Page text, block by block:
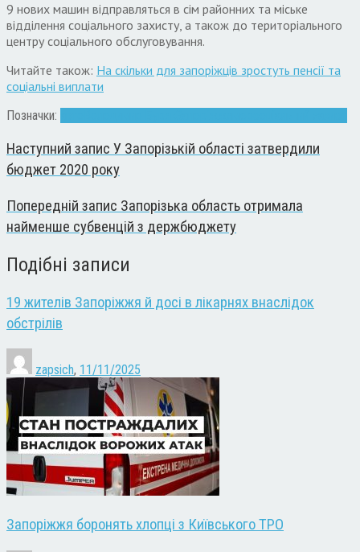
9 нових машин відправляться в сім районних та міське
відділення соціального захисту, а також до територіального
центру соціального обслуговування.
Читайте також: На скільки для запоріжців зростуть пенсії та
соціальні виплати
Позначки:
Наступний запис У Запорізькій області затвердили
бюджет 2020 року
Попередній запис Запорізька область отримала
найменше субвенцій з держбюджету
Подібні записи
19 жителів Запоріжжя й досі в лікарнях внаслідок
обстрілів
zapsich, 11/11/2025
Запоріжжя боронять хлопці з Київського ТРО